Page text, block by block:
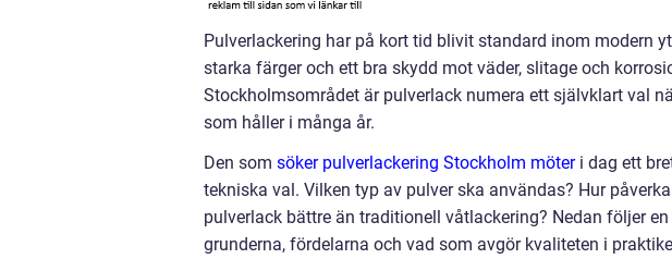
Pulverlackering har på kort tid blivit standard inom modern
starka färger och ett bra skydd mot väder, slitage och
Stockholmsområdet är pulverlack numera ett självklart val
som håller i många år.
Den som söker pulverlackering Stockholm möteri dag ett
tekniska val. Vilken typ av pulver ska användas? Hur
pulverlack bättre än traditionell våtlackering? Nedan följer
grunderna, fördelarna och vad som avgör kvaliteten i